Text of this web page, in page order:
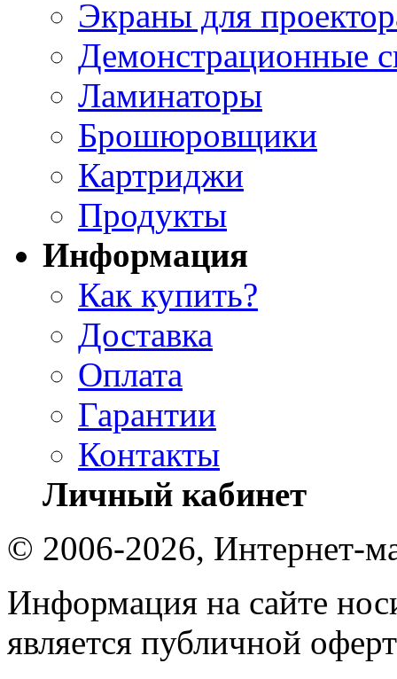
Экраны для
Демонстрационные
Ламинаторы
Брошюровщики
Картриджи
Продукты
Информация
Как купить?
Доставка
Оплата
Гарантии
Контакты
Личный кабинет
© 2006-2026, Интернет-
Информация на сайте
является публичной